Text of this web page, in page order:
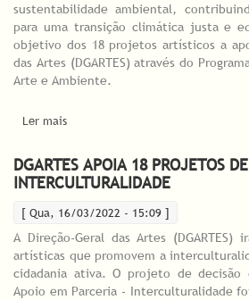
sustentabilidade ambiental,
para uma transição climática justa e
objetivo dos 18 projetos artísticos a
das Artes (DGARTES) através do
Arte e Ambiente.
Ler mais
DGARTES APOIA 18 PROJETOS DE
INTERCULTURALIDADE
[ Qua, 16/03/2022 - 15:09 ]
A Direção-Geral das Artes (DGARTES)
artísticas que promovem a
cidadania ativa. O projeto de decisão
Apoio em Parceria - Interculturalidade